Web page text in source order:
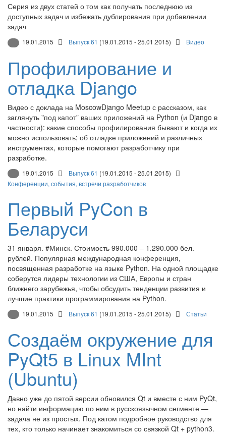
Серия из двух статей о том как получать последнюю из
доступных задач и избежать дублирования при добавлении
задач
19.01.2015 Выпуск 61 (19.01.2015 - 25.01.2015) Видео
Профилирование и
отладка Django
Видео с доклада на MoscowDjango Meetup с рассказом, как
заглянуть "под капот" ваших приложений на Python (и Django в
частности): какие способы профилирования бывают и когда их
можно использовать; об отладке приложений и различных
инструментах, которые помогают разработчику при
разработке.
19.01.2015 Выпуск 61 (19.01.2015 - 25.01.2015)
Конференции, события, встречи разработчиков
Первый PyCon в
Беларуси
31 января. #Минск. Стоимость 990.000 – 1.290.000 бел.
рублей. Популярная международная конференция,
посвященная разработке на языке Python. На одной площадке
соберутся лидеры технологии из США, Европы и стран
ближнего зарубежья, чтобы обсудить тенденции развития и
лучшие практики программирования на Python.
19.01.2015 Выпуск 61 (19.01.2015 - 25.01.2015) Статьи
Создаём окружение для
PyQt5 в Linux MInt
(Ubuntu)
Давно уже до пятой версии обновился Qt и вместе с ним PyQt,
но найти информацию по ним в русскоязычном сегменте —
задача не из простых. Под катом подробное руководство для
тех, кто только начинает знакомиться со связкой Qt + python3.